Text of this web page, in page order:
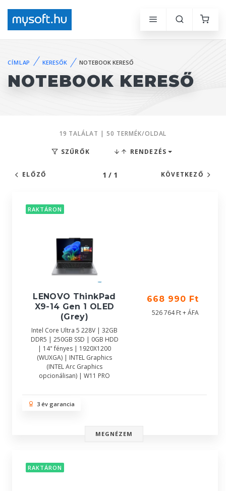
CÍMLAP KERESŐK NOTEBOOK KERESŐ
NOTEBOOK KERESŐ
19 TALÁLAT | 50 TERMÉK/OLDAL
SZŰRŐK RENDEZÉS
ELŐZŐ 1 / 1 KÖVETKEZŐ
RAKTÁRON
LENOVO ThinkPad
X9-14 Gen 1 OLED
(Grey)
Intel Core Ultra 5 228V | 32GB
DDR5 | 250GB SSD | 0GB HDD
| 14" fényes | 1920X1200
(WUXGA) | INTEL Graphics
(INTEL Arc Graphics
opcionálisan) | W11 PRO
668 990 Ft
526 764 Ft + ÁFA
3 év garancia
MEGNÉZEM
RAKTÁRON